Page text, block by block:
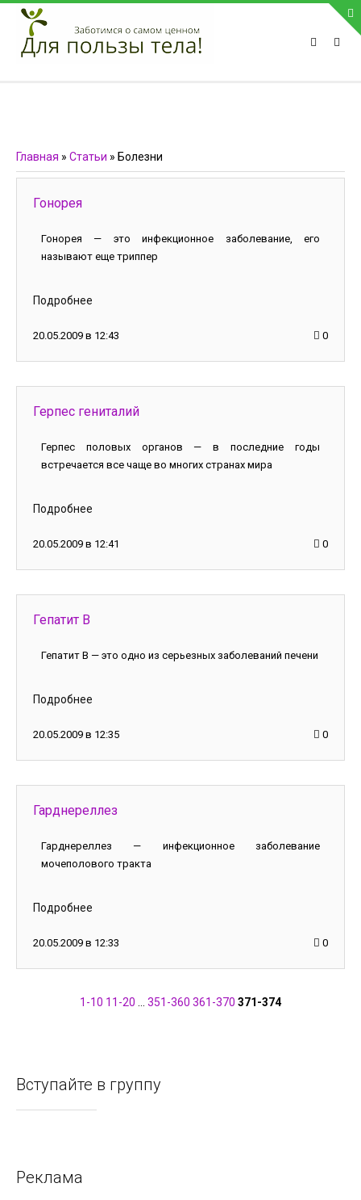
ПРИВЕТСТВУЕМ НА НАШЕМ САЙТЕ
Блок скоро обновится
СВЯЗЬ С АДМИНИСТРАЦИЕЙ САЙТА
Мобильный:
E-mail:
admin@medvestnic.ru
Главная » Статьи » Болезни
Гонорея
Гонорея — это инфекционное заболевание, его
называют еще триппер
Подробнее
20.05.2009 в 12:43 0
Герпес гениталий
Герпес половых органов — в последние годы
встречается все чаще во многих странах мира
Подробнее
20.05.2009 в 12:41 0
Гепатит В
Гепатит В — это одно из серьезных заболеваний печени
Подробнее
20.05.2009 в 12:35 0
Гарднереллез
Гарднереллез — инфекционное заболевание
мочеполового тракта
Подробнее
20.05.2009 в 12:33 0
1-10 11-20 351-360 361-370 371-374
Вступайте в группу
Реклама